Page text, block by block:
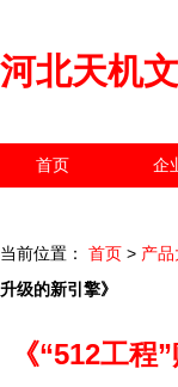
河北天机
首页 企
当前位置： 首页 > 产
升级的新引擎》
《“512工